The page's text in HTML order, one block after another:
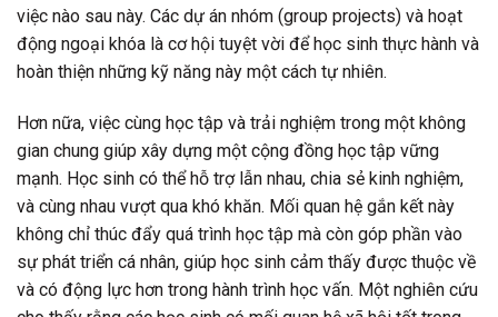
việc nào sau này. Các dự án nhóm (group projects) và hoạt
động ngoại khóa là cơ hội tuyệt vời để học sinh thực hành và
hoàn thiện những kỹ năng này một cách tự nhiên.
Hơn nữa, việc cùng học tập và trải nghiệm trong một không
gian chung giúp xây dựng một cộng đồng học tập vững
mạnh. Học sinh có thể hỗ trợ lẫn nhau, chia sẻ kinh nghiệm,
và cùng nhau vượt qua khó khăn. Mối quan hệ gắn kết này
không chỉ thúc đẩy quá trình học tập mà còn góp phần vào
sự phát triển cá nhân, giúp học sinh cảm thấy được thuộc về
và có động lực hơn trong hành trình học vấn. Một nghiên cứu